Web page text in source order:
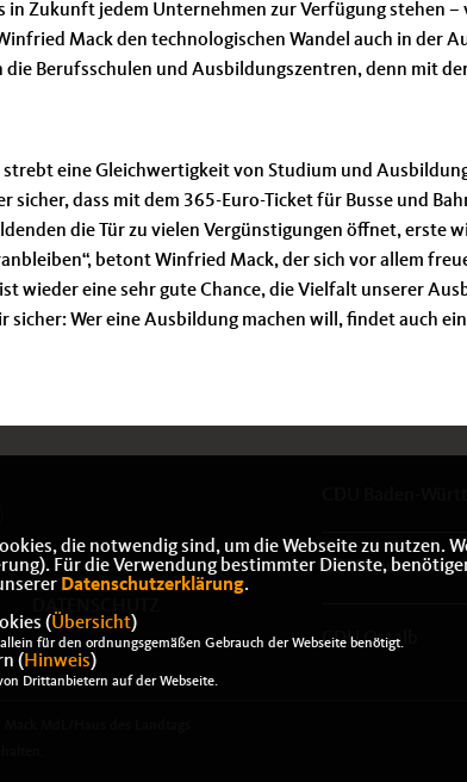
in Zukunft jedem Unternehmen zur Verfügung stehen
Mack den technologischen Wandel auch in der
Berufsschulen und Ausbildungszentren, denn mit
eine Gleichwertigkeit von Studium und
sicher, dass mit dem 365-Euro-Ticket für Busse und
die Tür zu vielen Vergünstigungen öffnet, erste
betont Winfried Mack, der sich vor allem
wieder eine sehr gute Chance, die Vielfalt unserer
sicher: Wer eine Ausbildung machen will, findet auch
CDU
CDU Ostalb
MdL/Haus des Landtags
die notwendig sind, um die Webseite zu
Für die Verwendung bestimmter Dienste,
Datenschutzerklärung.
(Übersicht)
für den ordnungsgemäßen Gebrauch der Webseite benötigt.
( Hinweis)
Drittanbietern auf der Webseite.